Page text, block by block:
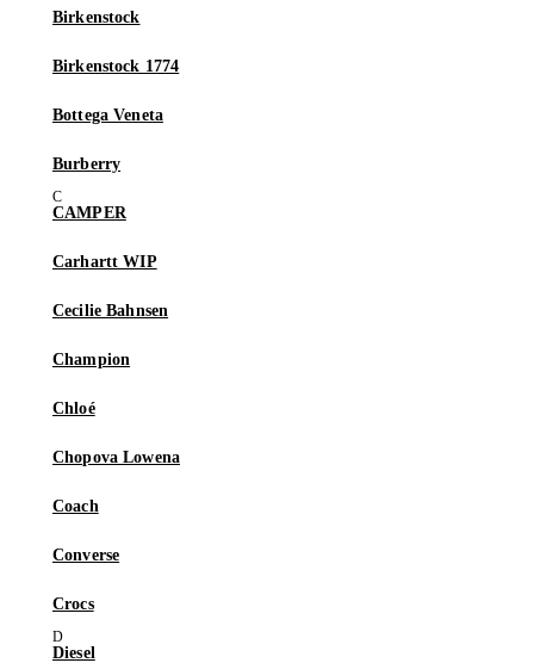
Birkenstock
Birkenstock 1774
Bottega Veneta
Burberry
CAMPER
Carhartt WIP
Cecilie Bahnsen
Champion
Chloé
Chopova Lowena
Coach
Converse
Crocs
Diesel